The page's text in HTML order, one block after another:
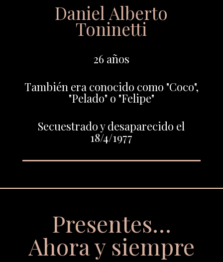
Daniel Alberto
Toninetti
26 años
También era conocido como "Coco",
"Pelado" o "Felipe"
Secuestrado y desaparecido el
18/4/1977
Presentes…
Ahora y siempre